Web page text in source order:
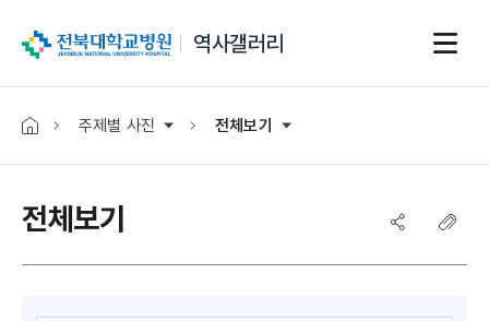
역사갤러리
주제별 사진 전체보기
전체보기